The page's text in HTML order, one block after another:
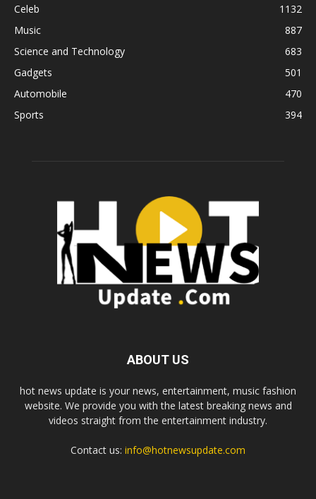
Celeb
1132
Music
887
Science and Technology
683
Gadgets
501
Automobile
470
Sports
394
ABOUT US
hot news update is your news, entertainment, music fashion
website. We provide you with the latest breaking news and
videos straight from the entertainment industry.
Contact us: info@hotnewsupdate.com